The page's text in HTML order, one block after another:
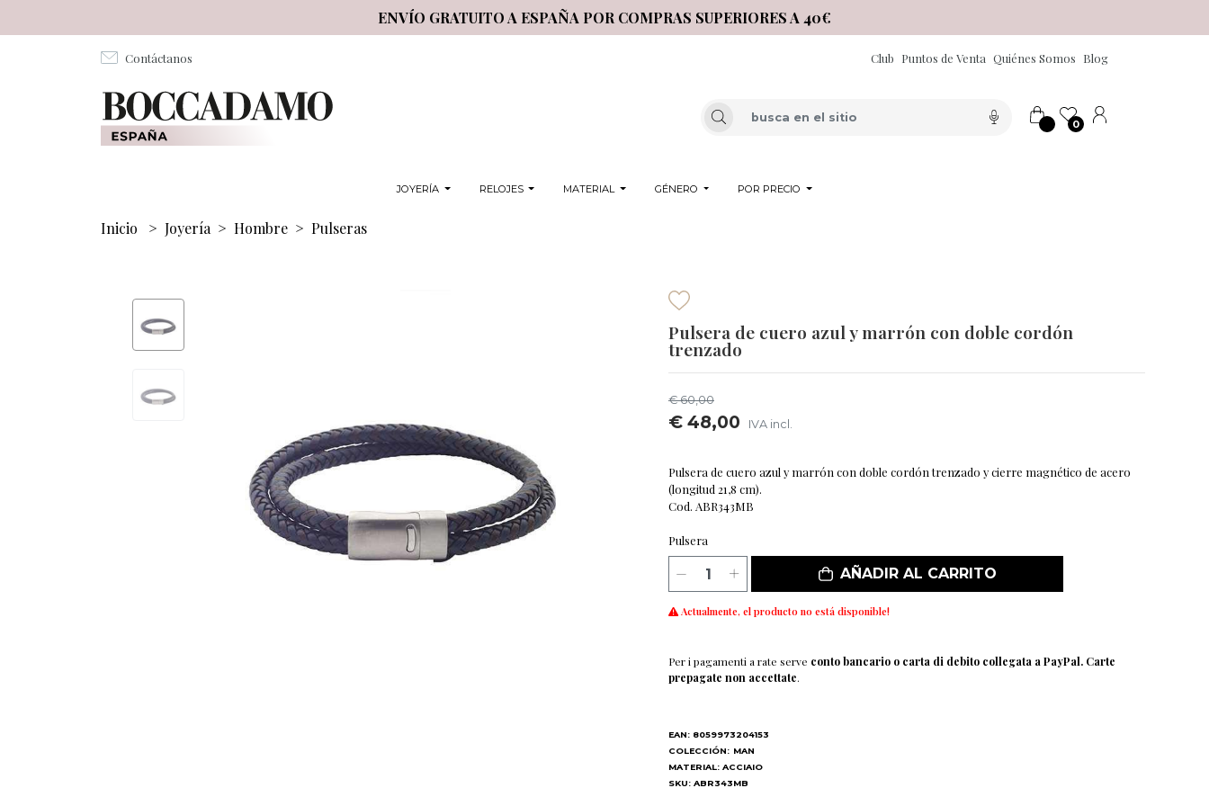
ENVÍO GRATUITO A ESPAÑA POR COMPRAS SUPERIORES A 40€
Contáctanos Club Puntos de Venta Quiénes Somos Blog
0
JOYERÍA RELOJES MATERIAL GÉNERO POR PRECIO
Inicio > Joyería > Hombre > Pulseras
Pulsera de cuero azul y marrón con doble cordón
trenzado
€ 60,00
€ 48,00 IVA incl.
Pulsera de cuero azul y marrón con doble cordón trenzado y cierre magnético de acero
(longitud 21,8 cm).
Cod. ABR343MB
Pulsera
AÑADIR AL CARRITO
Actualmente, el producto no está disponible!
Per i pagamenti a rate serve conto bancario o carta di debito collegata a PayPal. Carte
prepagate non accettate.
EAN: 8059973204153
COLECCIÓN: MAN
MATERIAL: ACCIAIO
SKU: ABR343MB